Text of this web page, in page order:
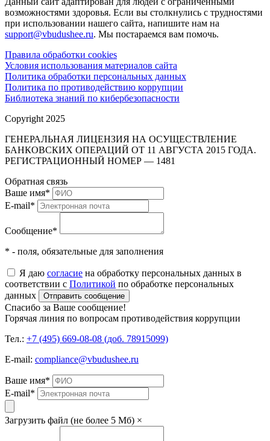
возможностями здоровья. Если вы столкнулись с трудностями
при использовании нашего сайта, напишите нам на
support@vbudushee.ru. Мы постараемся вам помочь.
Правила обработки cookies
Условия использования материалов сайта
Политика обработки персональных данных
Политика по противодействию коррупции
Библиотека знаний по кибербезопасности
Copyright 2025
ГЕНЕРАЛЬНАЯ ЛИЦЕНЗИЯ НА ОСУЩЕСТВЛЕНИЕ
БАНКОВСКИХ ОПЕРАЦИЙ ОТ 11 АВГУСТА 2015 ГОДА.
РЕГИСТРАЦИОННЫЙ НОМЕР — 1481
Обратная связь
Ваше имя*
E-mail*
Сообщение*
* - поля, обязательные для заполнения
Я даю согласие на обработку персональных данных в
соответствии с Политикой по обработке персональных
данных
Отправить сообщение
Спасибо за Ваше сообщение!
Горячая линия по вопросам противодействия коррупции
Тел.: +7 (495) 669-08-08 (доб. 78915099)
E-mail: compliance@vbudushee.ru
Ваше имя*
E-mail*
Загрузить файл (не более 5 Мб) ×